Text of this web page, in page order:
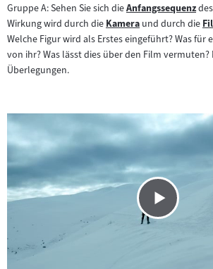
Gruppe A: Sehen Sie sich dieZum
Inhalt:
Anfangssequenz
Wirkung wird durch dieZum
Inhalt:
Kamera und durch die
Welche Figur wird als Erstes eingeführt? Was für
von ihr? Was lässt dies über den Film vermuten?
Überlegungen.